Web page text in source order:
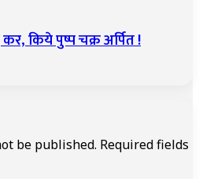
किये पुष्प चक्र अर्पित !
be published. Required fields